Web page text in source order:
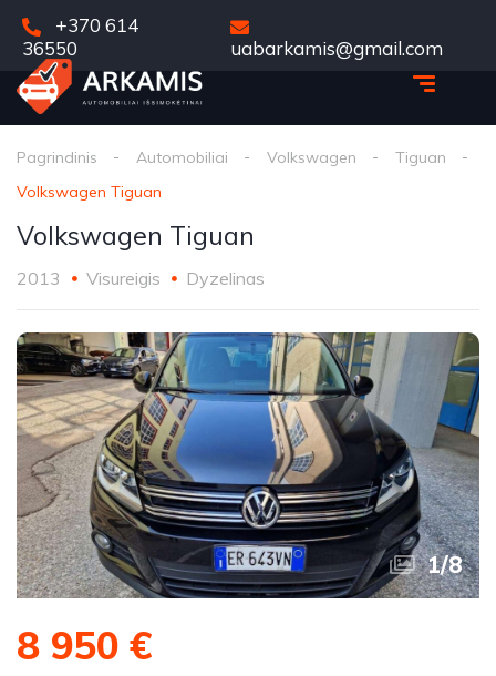
+370 614
36550
uabarkamis@gmail.com
Pagrindinis Automobiliai Volkswagen
Tiguan
Volkswagen Tiguan
Volkswagen Tiguan
2013 Visureigis Dyzelinas
1/8
8 950 €